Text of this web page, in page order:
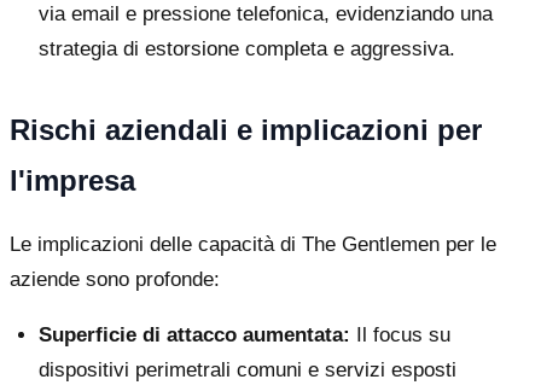
via email e pressione telefonica, evidenziando una
strategia di estorsione completa e aggressiva.
Rischi aziendali e implicazioni per
l'impresa
Le implicazioni delle capacità di The Gentlemen per le
aziende sono profonde:
Superficie di attacco aumentata: Il focus su
dispositivi perimetrali comuni e servizi esposti